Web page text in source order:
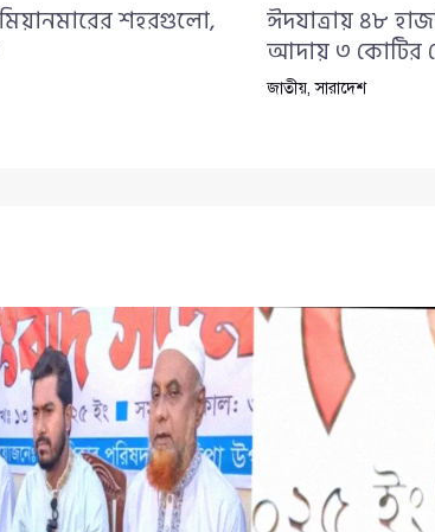
শহরগুলো,
ঈদযাত্রায় ৪৮
আদায় ৩ কোটির
জাতীয়,সারাদেশ